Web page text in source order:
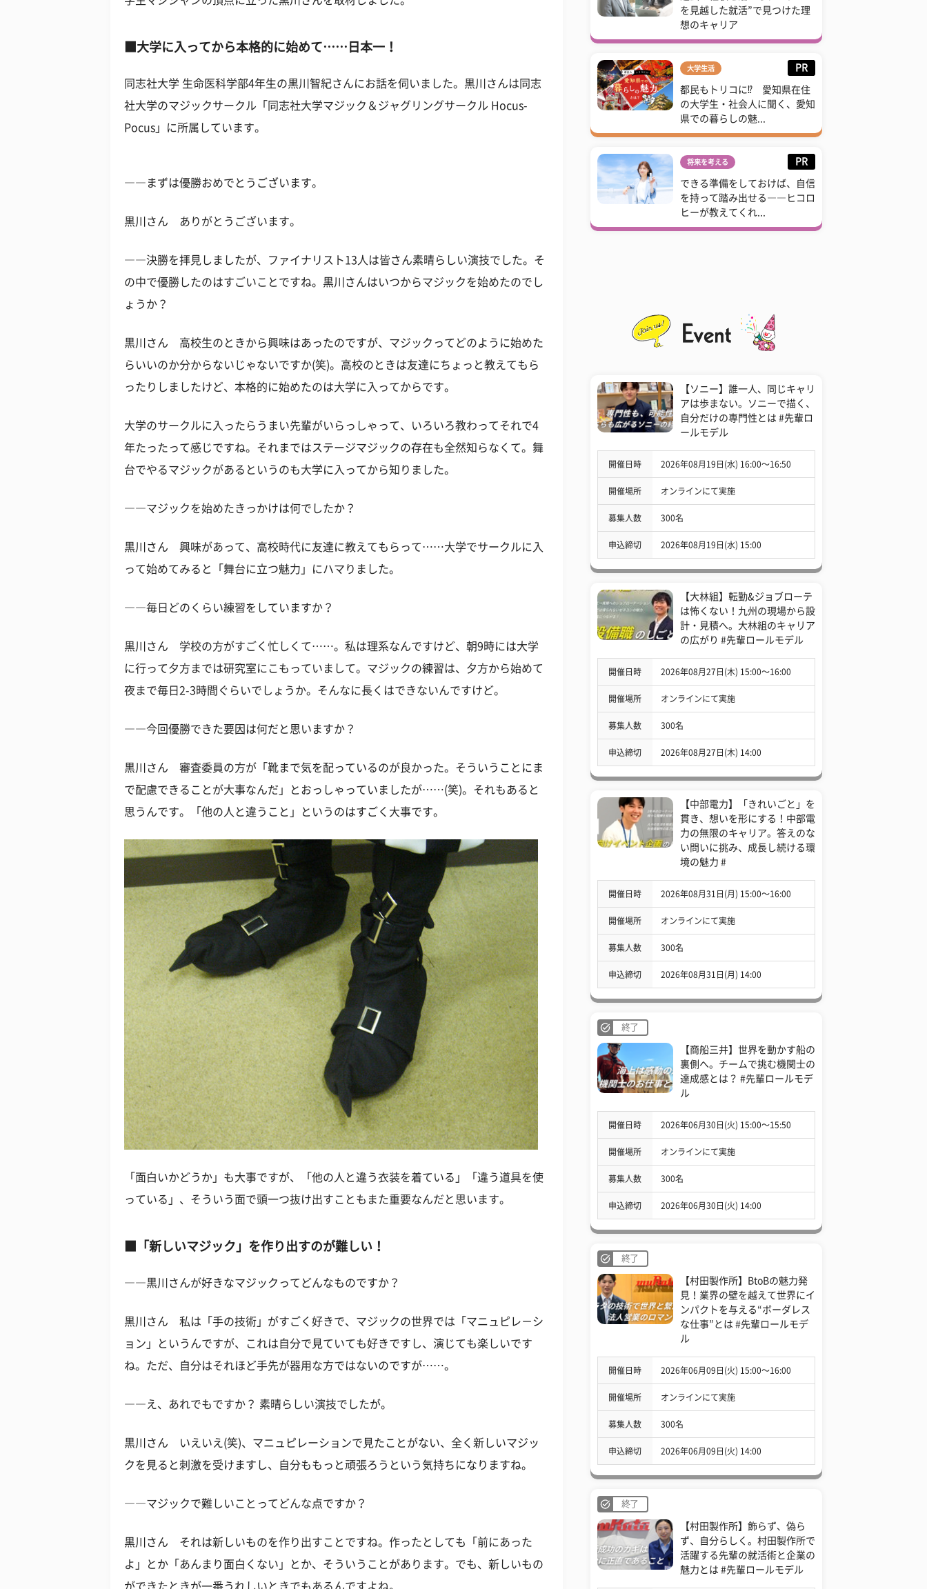
■大学に入ってから本格的に始めて……日本一！
同志社大学 生命医科学部4年生の黒川智紀さんにお話を伺いました。黒川さんは同志
社大学のマジックサークル「同志社大学マジック＆ジャグリングサークル Hocus-
Pocus」に所属しています。
――まずは優勝おめでとうございます。
黒川さん ありがとうございます。
――決勝を拝見しましたが、ファイナリスト13人は皆さん素晴らしい演技でした。そ
の中で優勝したのはすごいことですね。黒川さんはいつからマジックを始めたのでし
ょうか？
黒川さん 高校生のときから興味はあったのですが、マジックってどのように始めた
らいいのか分からないじゃないですか(笑)。高校のときは友達にちょっと教えてもら
ったりしましたけど、本格的に始めたのは大学に入ってからです。
大学のサークルに入ったらうまい先輩がいらっしゃって、いろいろ教わってそれで4
年たったって感じですね。それまではステージマジックの存在も全然知らなくて。舞
台でやるマジックがあるというのも大学に入ってから知りました。
――マジックを始めたきっかけは何でしたか？
黒川さん 興味があって、高校時代に友達に教えてもらって……大学でサークルに入
って始めてみると「舞台に立つ魅力」にハマりました。
――毎日どのくらい練習をしていますか？
黒川さん 学校の方がすごく忙しくて……。私は理系なんですけど、朝9時には大学
に行って夕方までは研究室にこもっていまして。マジックの練習は、夕方から始めて
夜まで毎日2-3時間ぐらいでしょうか。そんなに長くはできないんですけど。
――今回優勝できた要因は何だと思いますか？
黒川さん 審査委員の方が「靴まで気を配っているのが良かった。そういうことにま
で配慮できることが大事なんだ」とおっしゃっていましたが……(笑)。それもあると
思うんです。「他の人と違うこと」というのはすごく大事です。
「面白いかどうか」も大事ですが、「他の人と違う衣装を着ている」「違う道具を使
っている」、そういう面で頭一つ抜け出すこともまた重要なんだと思います。
■「新しいマジック」を作り出すのが難しい！
――黒川さんが好きなマジックってどんなものですか？
黒川さん 私は「手の技術」がすごく好きで、マジックの世界では「マニュピレ－シ
ョン」というんですが、これは自分で見ていても好きですし、演じても楽しいです
ね。ただ、自分はそれほど手先が器用な方ではないのですが……。
――え、あれでもですか？ 素晴らしい演技でしたが。
黒川さん いえいえ(笑)、マニュピレーションで見たことがない、全く新しいマジッ
クを見ると刺激を受けますし、自分ももっと頑張ろうという気持ちになりますね。
――マジックで難しいことってどんな点ですか？
黒川さん それは新しいものを作り出すことですね。作ったとしても「前にあった
よ」とか「あんまり面白くない」とか、そういうことがあります。でも、新しいもの
ができたときが一番うれしいときでもあるんですよね。
を見越した就活”で見つけた理
想のキャリア
大学生活 PR
都民もトリコに⁉ 愛知県在住
の大学生・社会人に聞く、愛知
県での暮らしの魅...
将来を考える PR
できる準備をしておけば、自信
を持って踏み出せる――ヒコロ
ヒーが教えてくれ...
【ソニー】誰一人、同じキャリ
アは歩まない。ソニーで描く、
自分だけの専門性とは #先輩ロ
ールモデル
開催日時 2026年08月19日(水) 16:00〜16:50
開催場所 オンラインにて実施
募集人数 300名
申込締切 2026年08月19日(水) 15:00
【大林組】転勤&ジョブローテ
は怖くない！九州の現場から設
計・見積へ。大林組のキャリア
の広がり #先輩ロールモデル
開催日時 2026年08月27日(木) 15:00〜16:00
開催場所 オンラインにて実施
募集人数 300名
申込締切 2026年08月27日(木) 14:00
【中部電力】「きれいごと」を
貫き、想いを形にする！中部電
力の無限のキャリア。答えのな
い問いに挑み、成長し続ける環
境の魅力 #
開催日時 2026年08月31日(月) 15:00〜16:00
開催場所 オンラインにて実施
募集人数 300名
申込締切 2026年08月31日(月) 14:00
終了
【商船三井】世界を動かす船の
裏側へ。チームで挑む機関士の
達成感とは？ #先輩ロールモデ
ル
開催日時 2026年06月30日(火) 15:00〜15:50
開催場所 オンラインにて実施
募集人数 300名
申込締切 2026年06月30日(火) 14:00
終了
【村田製作所】BtoBの魅力発
見！業界の壁を越えて世界にイ
ンパクトを与える“ボーダレス
な仕事”とは #先輩ロールモデ
ル
開催日時 2026年06月09日(火) 15:00〜16:00
開催場所 オンラインにて実施
募集人数 300名
申込締切 2026年06月09日(火) 14:00
終了
【村田製作所】飾らず、偽ら
ず、自分らしく。村田製作所で
活躍する先輩の就活術と企業の
魅力とは #先輩ロールモデル